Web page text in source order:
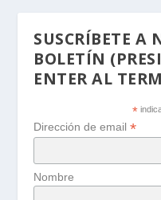
SUSCRÍBETE A
BOLETÍN
ENTER AL
*
Dirección de email*
Nombre